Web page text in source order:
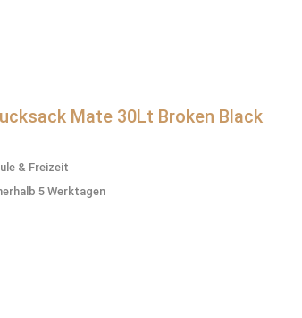
Mate 30Lt Broken Black
& Freizeit
5 Werktagen